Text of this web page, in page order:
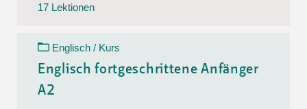
17 Lektionen
Englisch / Kurs
Englisch fortgeschrittene Anfänger
A2